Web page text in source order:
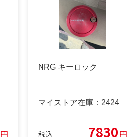
円
NRG キーロック
マイストア在庫： 2424
税込 7830円